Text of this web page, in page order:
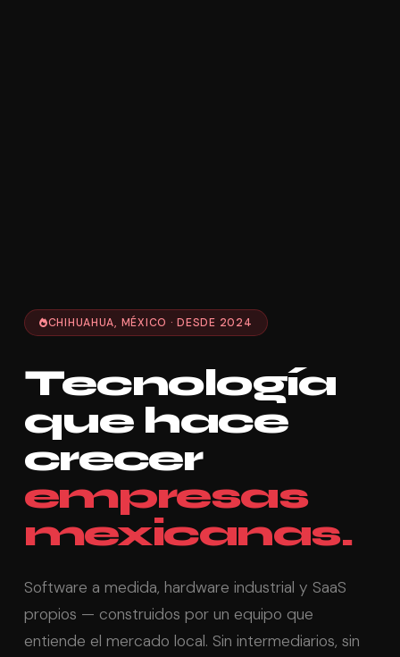
CHIHUAHUA, MÉXICO · DESDE 2024
Tecnología
que hace
crecer
empresas
mexicanas.
Software a medida, hardware industrial y SaaS
propios — construidos por un equipo que
entiende el mercado local. Sin intermediarios, sin